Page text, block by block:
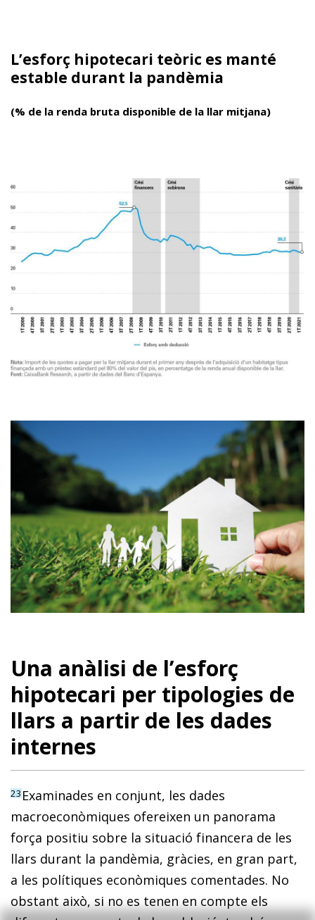
L’esforç hipotecari teòric es manté
estable durant la pandèmia
(% de la renda bruta disponible de la llar mitjana)
Una anàlisi de l’esforç
hipotecari per tipologies de
llars a partir de les dades
internes
23 Examinades en conjunt, les dades
macroeconòmiques ofereixen un panorama
força positiu sobre la situació financera de les
llars durant la pandèmia, gràcies, en gran part,
a les polítiques econòmiques comentades. No
obstant això, si no es tenen en compte els